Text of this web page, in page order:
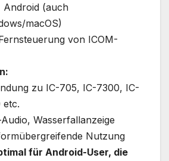
Android (auch
macOS)
von ICOM-
zu IC-705, IC-7300, IC-
etc.
Wasserfallanzeige
Nutzung
für Android-User, die